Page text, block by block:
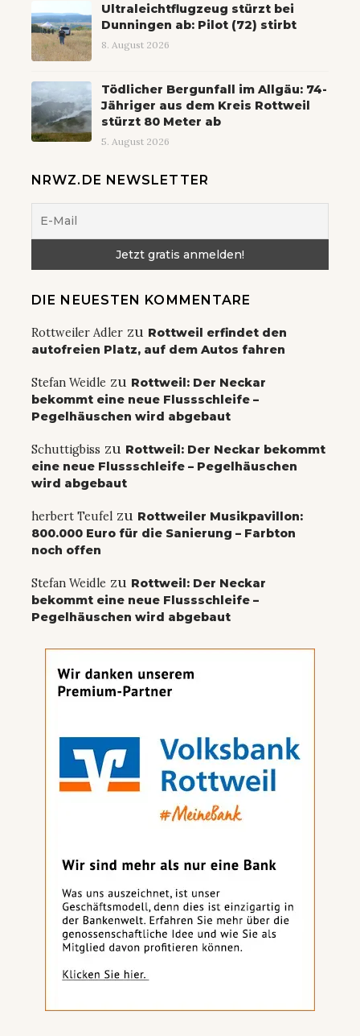
Ultraleichtflugzeug stürzt bei
Dunningen ab: Pilot (72) stirbt
8. August 2026
Tödlicher Bergunfall im Allgäu: 74-
Jähriger aus dem Kreis Rottweil
stürzt 80 Meter ab
5. August 2026
NRWZ.DE NEWSLETTER
DIE NEUESTEN KOMMENTARE
Rottweiler Adler zu Rottweil erfindet den
autofreien Platz, auf dem Autos fahren
Stefan Weidle zu Rottweil: Der Neckar
bekommt eine neue Flussschleife –
Pegelhäuschen wird abgebaut
Schuttigbiss zu Rottweil: Der Neckar bekommt
eine neue Flussschleife – Pegelhäuschen
wird abgebaut
herbert Teufel zu Rottweiler Musikpavillon:
800.000 Euro für die Sanierung – Farbton
noch offen
Stefan Weidle zu Rottweil: Der Neckar
bekommt eine neue Flussschleife –
Pegelhäuschen wird abgebaut